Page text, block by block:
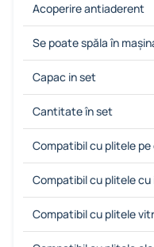
Acoperire antiaderent
Se poate spăla în
Capac in set
Cantitate în set
Compatibil cu plitele pe
Compatibil cu plitele
Compatibil cu plitele